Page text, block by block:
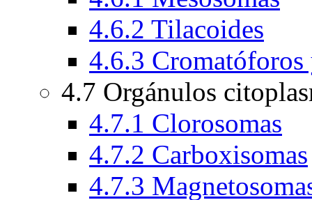
4.6.2 Tilacoides
4.6.3
4.7 Orgánulos
4.7.1 Clorosomas
4.7.2 Carboxisomas
4.7.3